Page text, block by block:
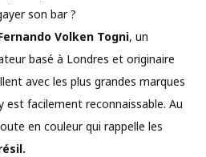
son bar ?
Volken Togni, un
basé à Londres et originaire
avec les plus grandes marques
est facilement reconnaissable. Au
en couleur qui rappelle les